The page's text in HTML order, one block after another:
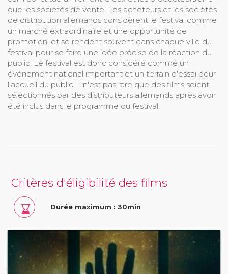
que les sociétés de vente. Les acheteurs et les sociétés
de distribution allemands considèrent le festival comme
un marché extraordinaire et une opportunité de
promotion, et se rendent souvent dans chaque ville du
festival pour se faire une idée précise de la réaction du
public. Le festival est donc considéré comme un
événement national important et un terrain d'essai pour
l'accueil du public. Il n'est pas rare que des films soient
sélectionnés par des distributeurs allemands après avoir
été inclus dans le programme du festival.
Critères d'éligibilité des films
Durée maximum : 30min